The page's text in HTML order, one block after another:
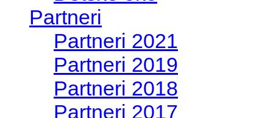
Partneri
Partneri 2021
Partneri 2019
Partneri 2018
Partneri 2017